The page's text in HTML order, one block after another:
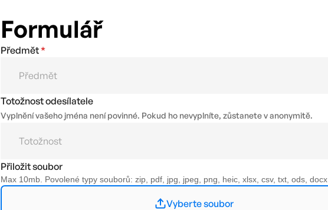
Formulář
Předmět*
Totožnost odesílatele
Vyplnění vašeho jména není povinné. Pokud ho nevyplníte, zůstanete v anonymitě.
Přiložit soubor
Max 10mb. Povolené typy souborů: zip, pdf, jpg, jpeg, png, heic, xlsx, csv, txt, ods, docx
Vyberte soubor